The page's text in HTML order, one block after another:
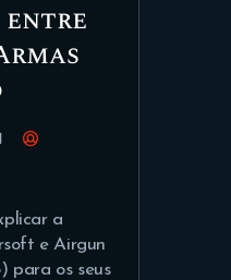
entre
a
e Airgun
para os seus